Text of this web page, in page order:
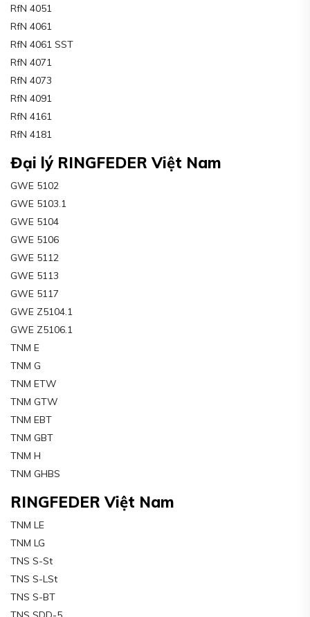
RfN 4051
RfN 4061
RfN 4061 SST
RfN 4071
RfN 4073
RfN 4091
RfN 4161
RfN 4181
Đại lý RINGFEDER Việt Nam
GWE 5102
GWE 5103.1
GWE 5104
GWE 5106
GWE 5112
GWE 5113
GWE 5117
GWE Z5104.1
GWE Z5106.1
TNM E
TNM G
TNM ETW
TNM GTW
TNM EBT
TNM GBT
TNM H
TNM GHBS
RINGFEDER Việt Nam
TNM LE
TNM LG
TNS S-St
TNS S-LSt
TNS S-BT